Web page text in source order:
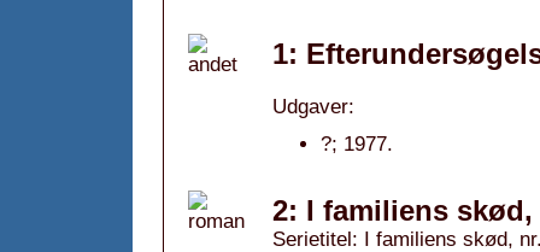
1:
Udgaver:
?; 1977.
2: I familiens skød,
Serietitel: I familiens skød,